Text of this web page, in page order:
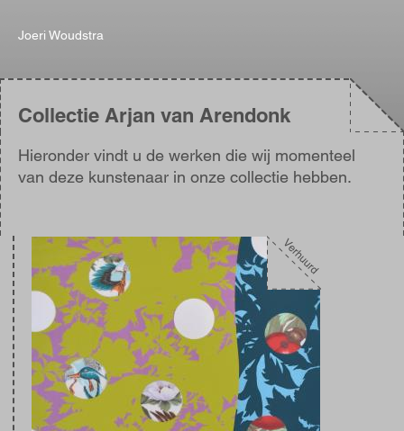
Joeri Woudstra
Collectie Arjan van Arendonk
Hieronder vindt u de werken die wij momenteel
van deze kunstenaar in onze collectie hebben.
Afbeelding